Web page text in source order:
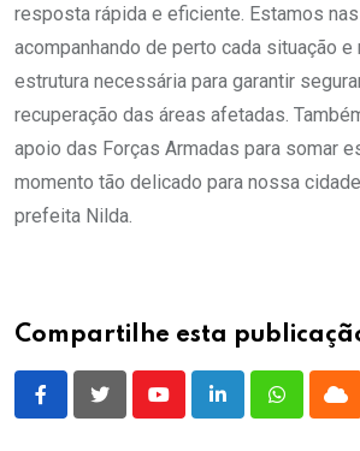
resposta rápida e eficiente. Estamos nas
acompanhando de perto cada situação
estrutura necessária para garantir
recuperação das áreas afetadas.
apoio das Forças Armadas para somar
momento tão delicado para nossa
prefeita Nilda.
Compartilhe esta
YoutubeLinkedInWhatsapp